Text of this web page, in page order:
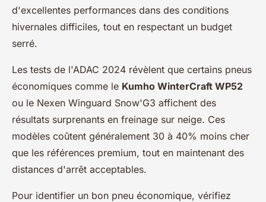
d'excellentes performances dans des conditions
hivernales difficiles, tout en respectant un budget
serré.
Les tests de l'ADAC 2024 révèlent que certains pneus
économiques comme le Kumho WinterCraft WP52
ou le Nexen Winguard Snow'G3 affichent des
résultats surprenants en freinage sur neige. Ces
modèles coûtent généralement 30 à 40% moins cher
que les références premium, tout en maintenant des
distances d'arrêt acceptables.
Pour identifier un bon pneu économique, vérifiez